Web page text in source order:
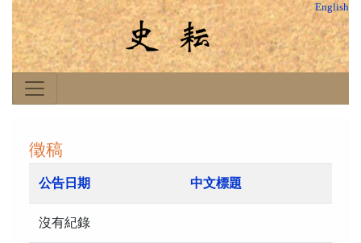
English
徵稿
公告日期 中文標題
沒有紀錄